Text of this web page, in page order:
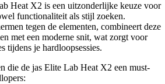
Heat X2 is een uitzonderlijke keuze voor
functionaliteit als stijl zoeken.
tegen de elementen, combineert deze
met een moderne snit, wat zorgt voor
tijdens je hardloopsessies.
die de jas Elite Lab Heat X2 een must-